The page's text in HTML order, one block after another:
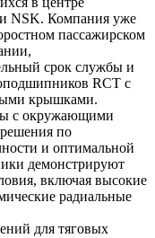
NSK. Компания уже
пассажирском
срок службы и
RCT с
крышками.
с окружающими
по
и оптимальной
демонстрируют
включая высокие
радиальные
для тяговых